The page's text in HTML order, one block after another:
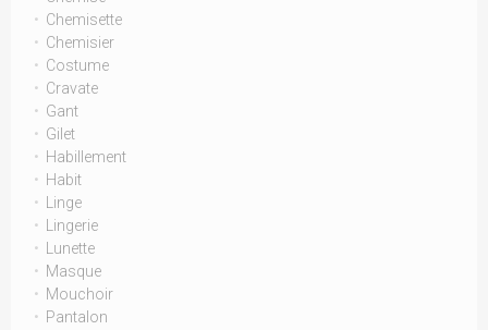
Chemisette
Chemisier
Costume
Cravate
Gant
Gilet
Habillement
Habit
Linge
Lingerie
Lunette
Masque
Mouchoir
Pantalon